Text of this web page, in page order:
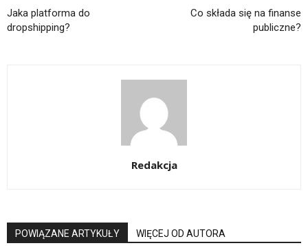
Jaka platforma do
dropshipping?
Co składa się na finanse
publiczne?
Redakcja
POWIĄZANE ARTYKUŁY WIĘCEJ OD AUTORA